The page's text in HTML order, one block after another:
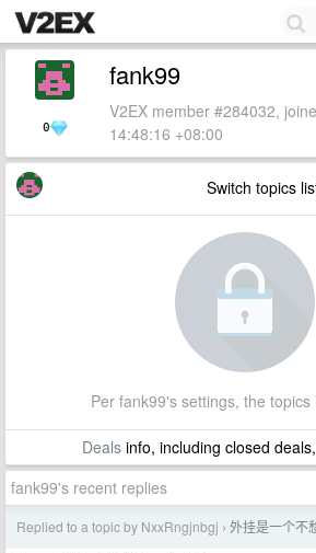
0
fank99
V2EX member #284032,
14:48:16 +08:00
Switch topics
Per fank99's settings, the topics
Dealsinfo, including closed
fank99's recent replies
Replied to a topic by NxxRngjnbgj › 外挂是一个不